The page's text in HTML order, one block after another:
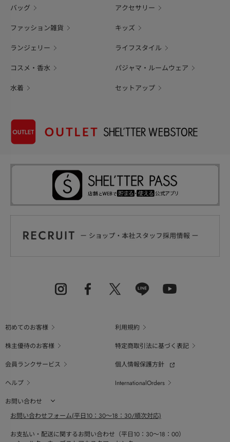
バッグ アクセサリー
ファッション雑貨 キッズ
ランジェリー ライフスタイル
コスメ・香水 パジャマ・ルームウェア
水着 セットアップ
初めてのお客様
利用規約
株主優待のお客様
特定商取引法に基づく表記
会員ランクサービス
個人情報保護方針
ヘルプ
InternationalOrders
お問い合わせ
お問い合わせフォーム(平日10：30～18：30/順次対応)
お支払い・配送に関するお問い合わせ（平日10：30～18：00）